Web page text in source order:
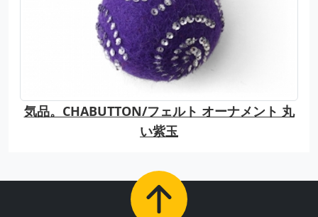
気品。CHABUTTON/フェルト オーナメント 丸
い紫玉